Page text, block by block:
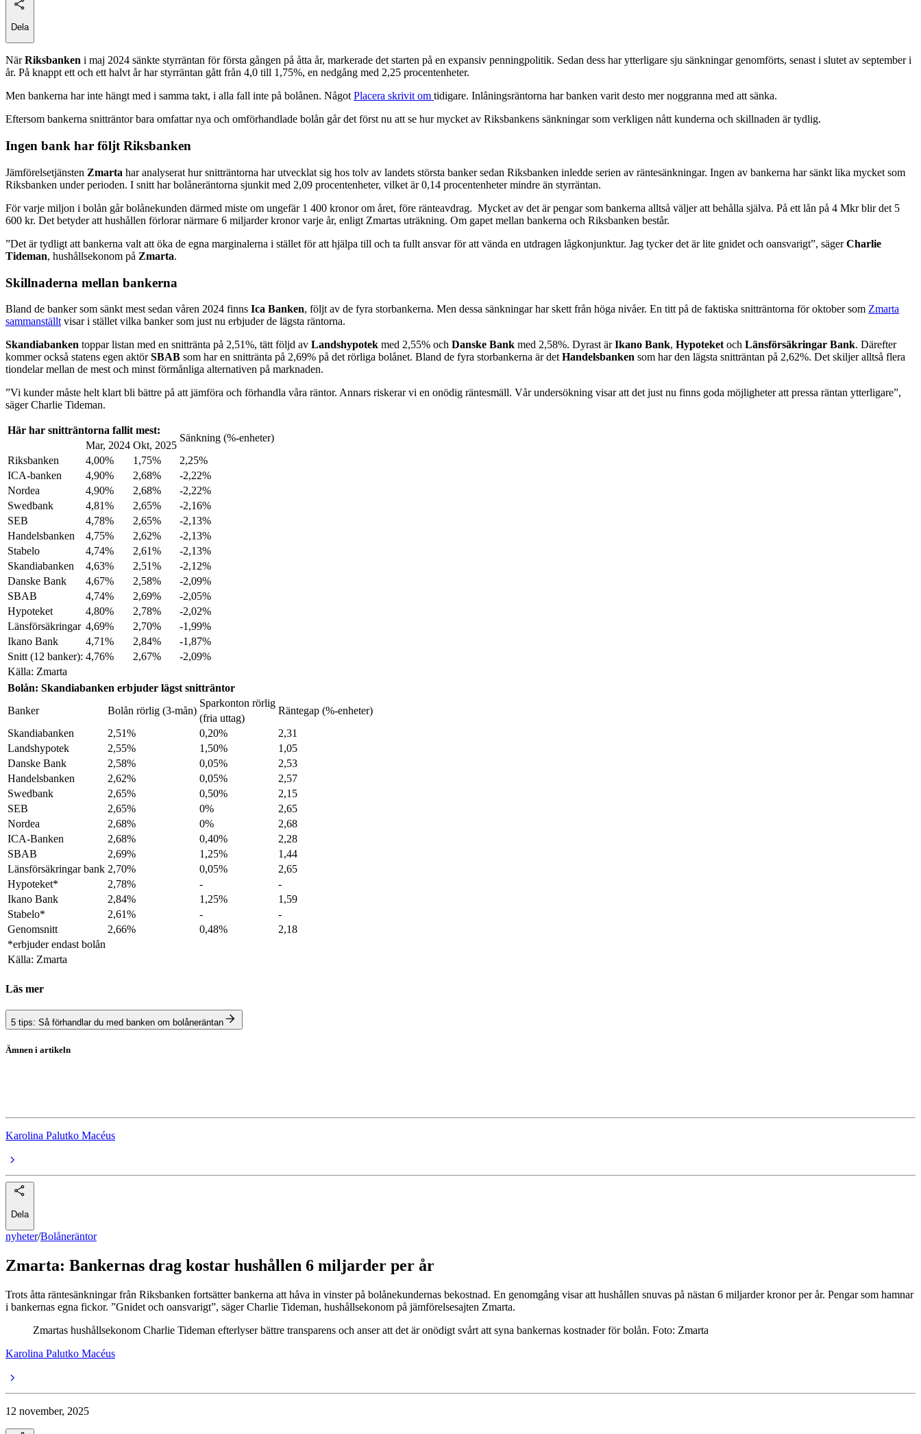
Dela
NärRiksbanken i maj 2024 sänkte styrräntan för första gången på åtta år, markerade det starten på en expansiv penningpolitik. Sedan dess har ytterligare sju sänkningar genomförts, senast i slutet av september i
år. På knappt ett och ett halvt år har styrräntan gått från 4,0 till 1,75%, en nedgång med 2,25 procentenheter.
Men bankerna har inte hängt med i samma takt, i alla fall inte på bolånen. NågotPlacera skrivit om tidigare. Inlåningsräntorna har banken varit desto mer noggranna med att sänka.
Eftersom bankerna snitträntor bara omfattar nya och omförhandlade bolån går det först nu att se hur mycket av Riksbankens sänkningar som verkligen nått kunderna och skillnaden är tydlig.
Ingen bank har följt Riksbanken
Jämförelsetjänsten Zmarta har analyserat hur snitträntorna har utvecklat sig hos tolv av landets största banker sedan Riksbanken inledde serien av räntesänkningar. Ingen av bankerna har sänkt lika mycket som
Riksbanken under perioden. I snitt har bolåneräntorna sjunkit med 2,09 procentenheter, vilket är 0,14 procentenheter mindre än styrräntan.
För varje miljon i bolån går bolånekunden därmed miste om ungefär 1 400 kronor om året, före ränteavdrag. Mycket av det är pengar som bankerna alltså väljer att behålla själva. På ett lån på 4 Mkr blir det 5
600 kr. Det betyder att hushållen förlorar närmare 6 miljarder kronor varje år, enligt Zmartas uträkning. Om gapet mellan bankerna och Riksbanken består.
”Det är tydligt att bankerna valt att öka de egna marginalerna i stället för att hjälpa till och ta fullt ansvar för att vända en utdragen lågkonjunktur. Jag tycker det är lite gnidet och oansvarigt”, sägerCharlie
Tideman, hushållsekonom på Zmarta.
Skillnaderna mellan bankerna
Bland de banker som sänkt mest sedan våren 2024 finns Ica Banken, följt av de fyra storbankerna. Men dessa sänkningar har skett från höga nivåer. En titt på de faktiska snitträntorna för oktober som Zmarta
sammanställt visar i stället vilka banker som just nu erbjuder de lägsta räntorna.
Skandiabanken toppar listan med en snittränta på 2,51%, tätt följd av Landshypotek med 2,55% och Danske Bank med 2,58%. Dyrast ärIkano Bank, Hypoteket och Länsförsäkringar Bank. Därefter
kommer också statens egen aktörSBAB som har en snittränta på 2,69% på det rörliga bolånet. Bland de fyra storbankerna är det Handelsbanken som har den lägsta snitträntan på 2,62%. Det skiljer alltså flera
tiondelar mellan de mest och minst förmånliga alternativen på marknaden.
”Vi kunder måste helt klart bli bättre på att jämföra och förhandla våra räntor. Annars riskerar vi en onödig räntesmäll. Vår undersökning visar att det just nu finns goda möjligheter att pressa räntan ytterligare”,
säger Charlie Tideman.
Här har snitträntorna fallit mest:
Sänkning (%-enheter)
Mar, 2024 Okt, 2025
Riksbanken
4,00% 1,75%
2,25%
ICA-banken
4,90% 2,68%
-2,22%
Nordea
4,90% 2,68%
-2,22%
Swedbank
4,81% 2,65%
-2,16%
SEB
4,78% 2,65%
-2,13%
Handelsbanken
4,75% 2,62%
-2,13%
Stabelo
4,74% 2,61%
-2,13%
Skandiabanken
4,63% 2,51%
-2,12%
Danske Bank
4,67% 2,58%
-2,09%
SBAB
4,74% 2,69%
-2,05%
Hypoteket
4,80% 2,78%
-2,02%
Länsförsäkringar 4,69% 2,70%
-1,99%
Ikano Bank
4,71% 2,84%
-1,87%
Snitt (12 banker): 4,76% 2,67%
-2,09%
Källa: Zmarta
Bolån: Skandiabanken erbjuder lägst snitträntor
Banker
Bolån rörlig (3-mån)
Sparkonton rörlig
Räntegap (%-enheter)
(fria uttag)
Skandiabanken
2,51% 0,20%
2,31
Landshypotek
2,55% 1,50%
1,05
Danske Bank
2,58% 0,05%
2,53
Handelsbanken
2,62% 0,05%
2,57
Swedbank
2,65% 0,50%
2,15
SEB
2,65% 0%
2,65
Nordea
2,68% 0%
2,68
ICA-Banken
2,68% 0,40%
2,28
SBAB
2,69% 1,25%
1,44
Länsförsäkringar bank 2,70% 0,05%
2,65
Hypoteket*
2,78% -
-
Ikano Bank
2,84% 1,25%
1,59
Stabelo*
2,61% -
-
Genomsnitt
2,66% 0,48%
2,18
*erbjuder endast bolån
Källa: Zmarta
Läs mer
5 tips: Så förhandlar du med banken om bolåneräntan
Ämnen i artikeln
Karolina Palutko Macéus
Dela
nyheter/Bolåneräntor
Zmarta: Bankernas drag kostar hushållen 6 miljarder per år
Trots åtta räntesänkningar från Riksbanken fortsätter bankerna att håva in vinster på bolånekundernas bekostnad. En genomgång visar att hushållen snuvas på nästan 6 miljarder kronor per år. Pengar som hamnar
i bankernas egna fickor. ”Gnidet och oansvarigt”, säger Charlie Tideman, hushållsekonom på jämförelsesajten Zmarta.
Zmartas hushållsekonom Charlie Tideman efterlyser bättre transparens och anser att det är onödigt svårt att syna bankernas kostnader för bolån. Foto: Zmarta
Karolina Palutko Macéus
12 november, 2025